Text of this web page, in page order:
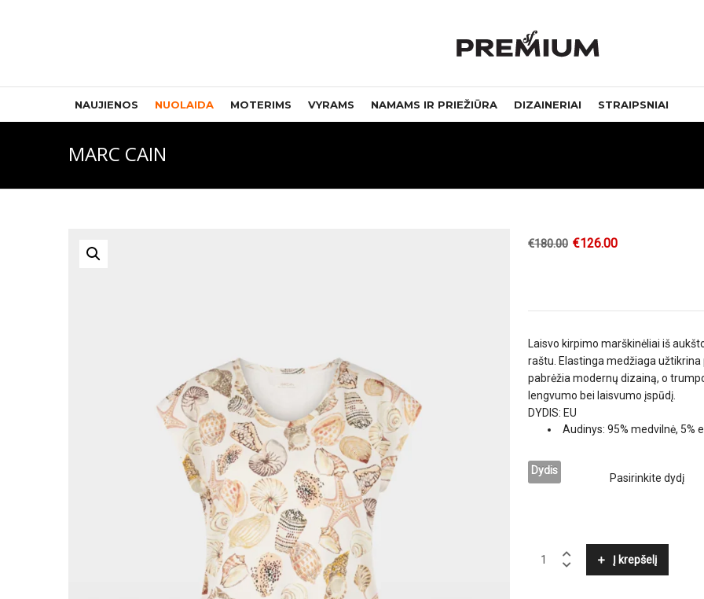
NAUJIENOS NUOLAIDA MOTERIMS VYRAMS NAMAMS IR PRIEŽIŪRA DIZAINERIAI STRAIPSNIAI
MARC CAIN
€180.00 €126.00
Laisvo kirpimo marškinėliai iš
raštu. Elastinga medžiaga
pabrėžia modernų dizainą, o
lengvumo bei laisvumo įspūdį.
DYDIS: EU
Audinys: 95% medvilnė, 5%
Dydis
CAIN
Į krepšelį